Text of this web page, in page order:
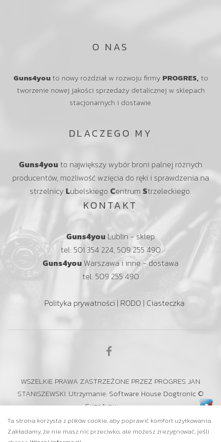
O NAS
Guns4you to nowy rozdział w rozwoju firmy PROGRES, to
tworzenie nowej jakości sprzedaży detalicznej w sklepach
stacjonarnych i dostawie.
DLACZEGO MY
Guns4you to największy wybór broni palnej różnych
producentów, możliwość wzięcia do ręki i sprawdzenia na
strzelnicy Lubelskiego Centrum Strzeleckiego.
KONTAKT
Guns4you Lublin - sklep
tel: 501 354 224, 509 255 490
Guns4you Warszawa i inne - dostawa
tel: 509 255 490
Polityka prywatności | RODO | Ciasteczka
WSZELKIE PRAWA ZASTRZEŻONE PRZEZ PROGRES JAN
STANISZEWSKI. Utrzymanie: Software House Dogtronic ©
Guns4you
Ta strona korzysta z plików cookie, aby poprawić komfort użytkowania.
Zakładamy, że nie masz nic przeciwko, ale możesz zrezygnować, jeśli